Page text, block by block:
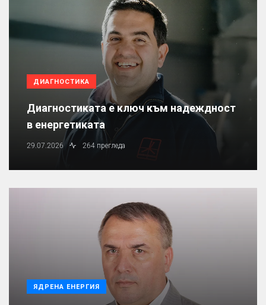
ДИАГНОСТИКА
Диагностиката е ключ към надеждност
в енергетиката
29.07.2026 264 прегледа
ЯДРЕНА ЕНЕРГИЯ